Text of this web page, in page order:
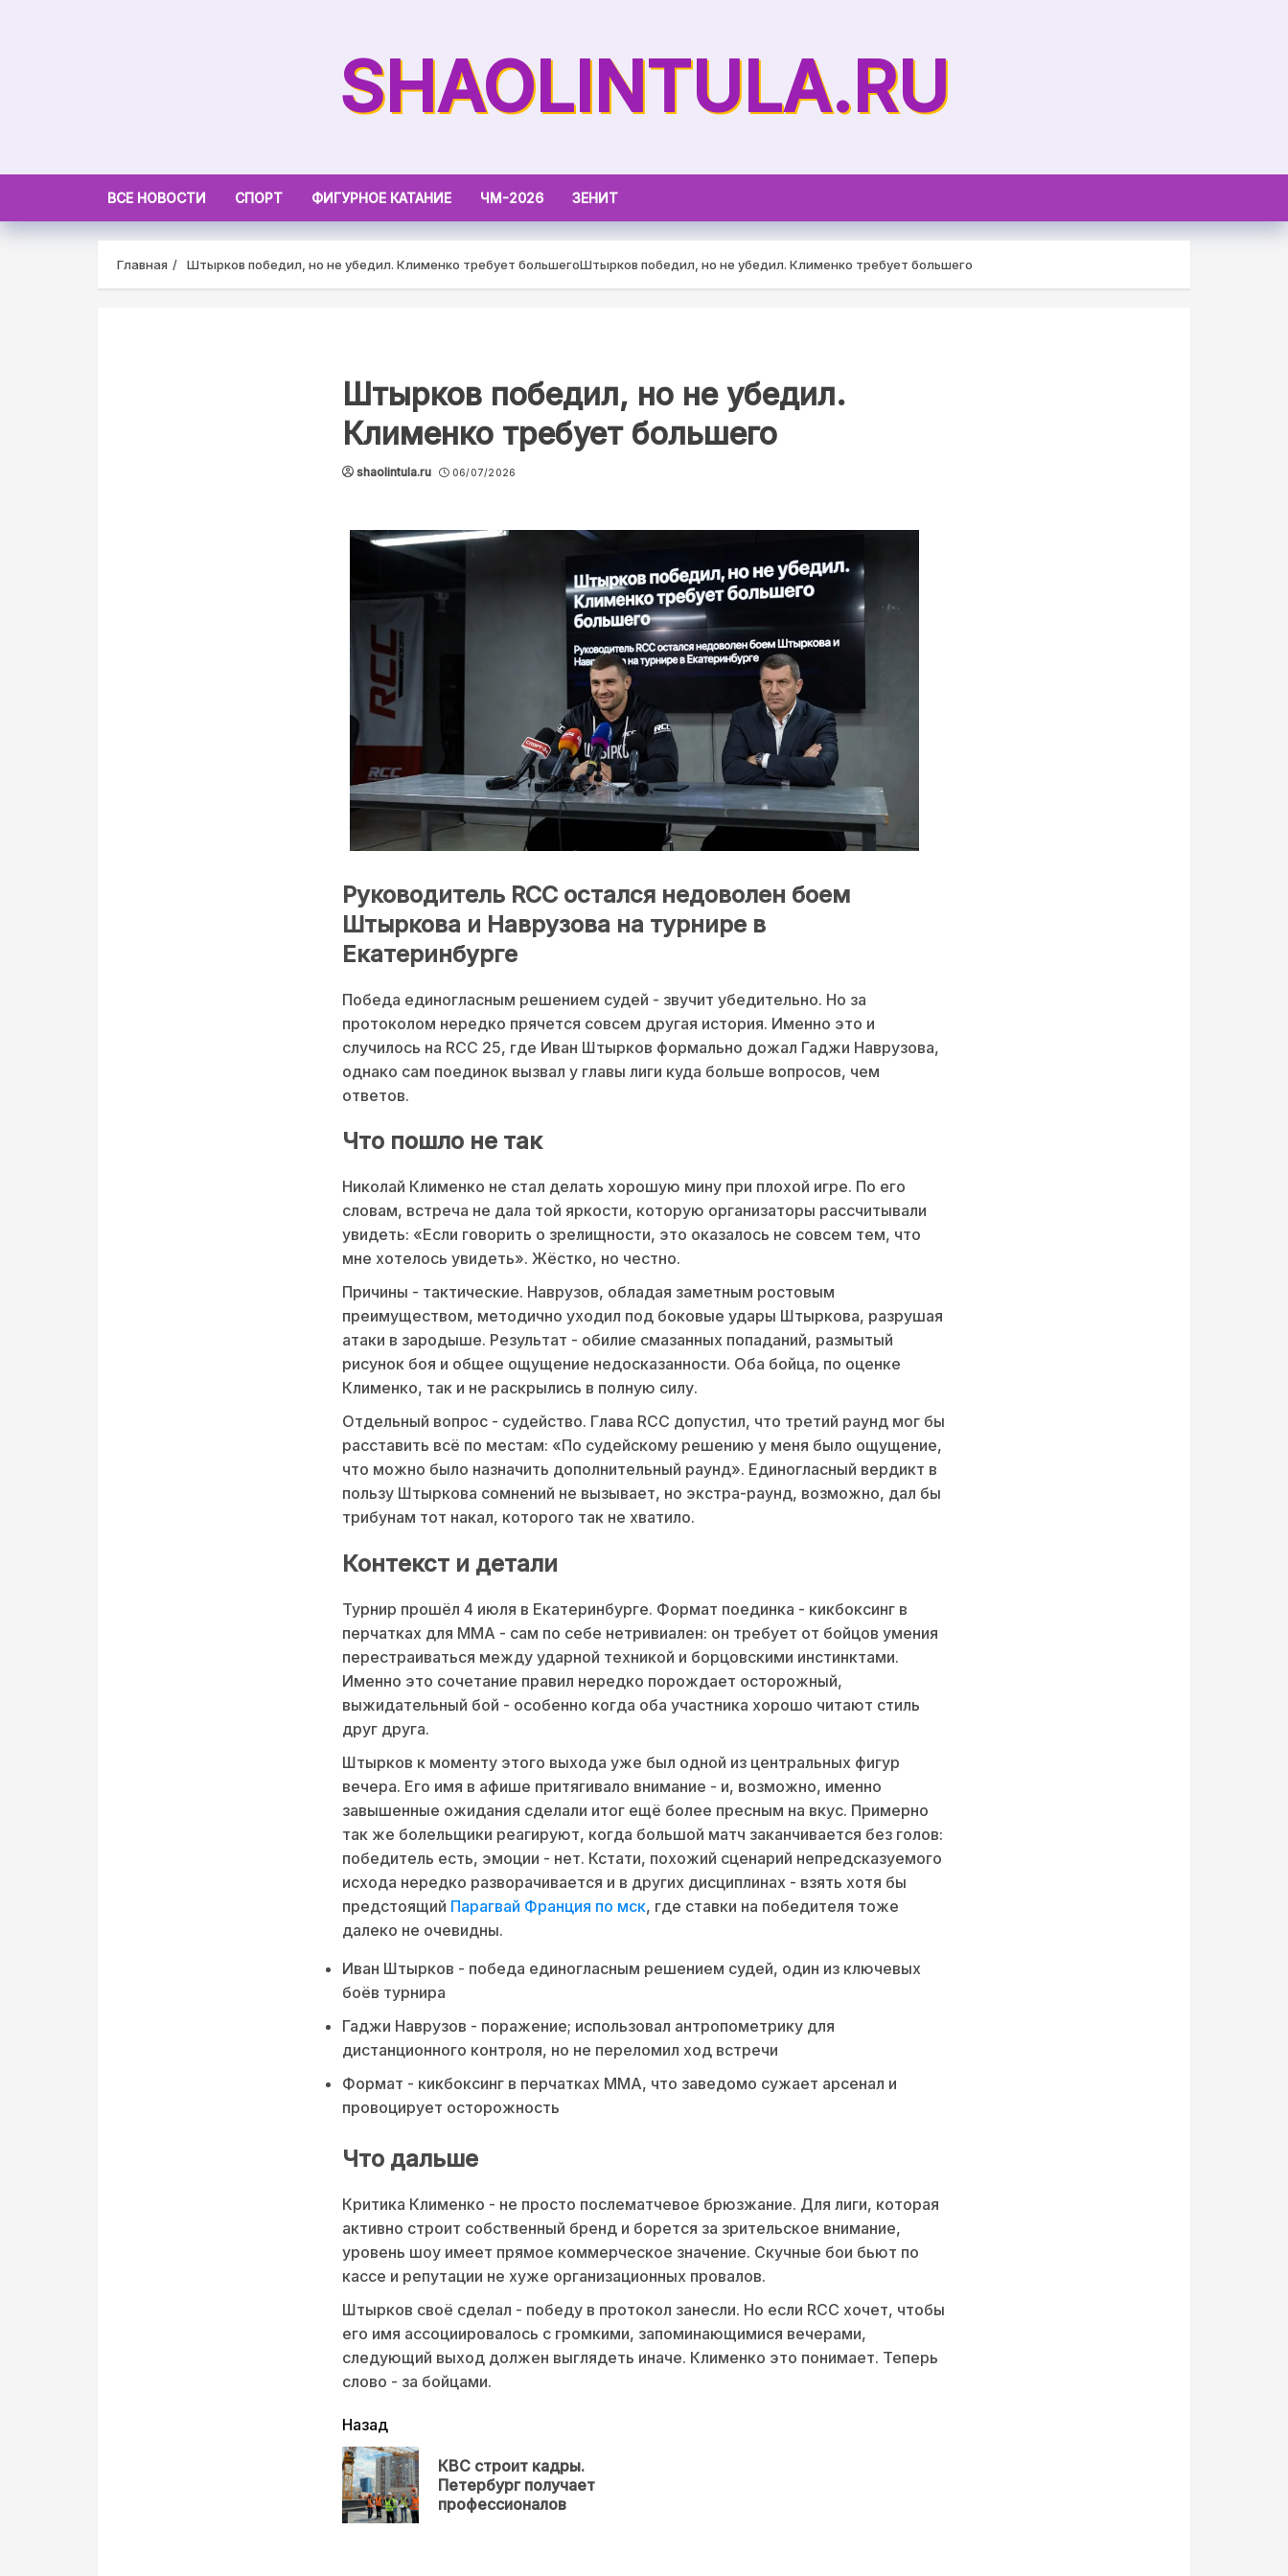
SHAOLINTULA.RU
ВСЕ НОВОСТИ СПОРТ ФИГУРНОЕ КАТАНИЕ ЧМ-2026 ЗЕНИТ
Главная Штырков победил, но не убедил. Клименко требует большегоШтырков победил, но не убедил. Клименко требует большего
Штырков победил, но не убедил.
Клименко требует большего
shaolintula.ru 06/07/2026
Руководитель RCC остался недоволен боем
Штыркова и Наврузова на турнире в
Екатеринбурге
Победа единогласным решением судей - звучит убедительно. Но за
протоколом нередко прячется совсем другая история. Именно это и
случилось на RCC 25, где Иван Штырков формально дожал Гаджи Наврузова,
однако сам поединок вызвал у главы лиги куда больше вопросов, чем
ответов.
Что пошло не так
Николай Клименко не стал делать хорошую мину при плохой игре. По его
словам, встреча не дала той яркости, которую организаторы рассчитывали
увидеть: «Если говорить о зрелищности, это оказалось не совсем тем, что
мне хотелось увидеть». Жёстко, но честно.
Причины - тактические. Наврузов, обладая заметным ростовым
преимуществом, методично уходил под боковые удары Штыркова, разрушая
атаки в зародыше. Результат - обилие смазанных попаданий, размытый
рисунок боя и общее ощущение недосказанности. Оба бойца, по оценке
Клименко, так и не раскрылись в полную силу.
Отдельный вопрос - судейство. Глава RCC допустил, что третий раунд мог бы
расставить всё по местам: «По судейскому решению у меня было ощущение,
что можно было назначить дополнительный раунд». Единогласный вердикт в
пользу Штыркова сомнений не вызывает, но экстра-раунд, возможно, дал бы
трибунам тот накал, которого так не хватило.
Контекст и детали
Турнир прошёл 4 июля в Екатеринбурге. Формат поединка - кикбоксинг в
перчатках для ММА - сам по себе нетривиален: он требует от бойцов умения
перестраиваться между ударной техникой и борцовскими инстинктами.
Именно это сочетание правил нередко порождает осторожный,
выжидательный бой - особенно когда оба участника хорошо читают стиль
друг друга.
Штырков к моменту этого выхода уже был одной из центральных фигур
вечера. Его имя в афише притягивало внимание - и, возможно, именно
завышенные ожидания сделали итог ещё более пресным на вкус. Примерно
так же болельщики реагируют, когда большой матч заканчивается без голов:
победитель есть, эмоции - нет. Кстати, похожий сценарий непредсказуемого
исхода нередко разворачивается и в других дисциплинах - взять хотя бы
предстоящий Парагвай Франция по мск, где ставки на победителя тоже
далеко не очевидны.
Иван Штырков - победа единогласным решением судей, один из ключевых
боёв турнира
Гаджи Наврузов - поражение; использовал антропометрику для
дистанционного контроля, но не переломил ход встречи
Формат - кикбоксинг в перчатках MMA, что заведомо сужает арсенал и
провоцирует осторожность
Что дальше
Критика Клименко - не просто послематчевое брюзжание. Для лиги, которая
активно строит собственный бренд и борется за зрительское внимание,
уровень шоу имеет прямое коммерческое значение. Скучные бои бьют по
кассе и репутации не хуже организационных провалов.
Штырков своё сделал - победу в протокол занесли. Но если RCC хочет, чтобы
его имя ассоциировалось с громкими, запоминающимися вечерами,
следующий выход должен выглядеть иначе. Клименко это понимает. Теперь
слово - за бойцами.
читать
еще
Назад
КВС строит кадры.
Петербург получает
профессионалов